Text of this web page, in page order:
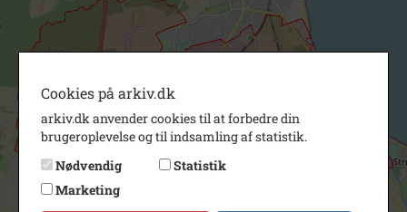
Cookies på arkiv.dk
arkiv.dk anvender cookies til at forbedre din
brugeroplevelse og til indsamling af statistik.
Nødvendig
Statistik
Marketing